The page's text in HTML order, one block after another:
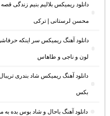
دانلود ریمیکس بلالیم بنیم زندگی
محسن لرستانی | ترکی
دانلود آهنگ ریمیکس سر اینکه
لون و ناجی و طاهاس
دانلود آهنگ ریمیکس شاد بندری
بکس
دانلود آهنگ باحال و شاد بوس بده به